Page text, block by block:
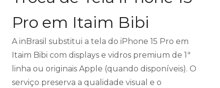
Pro em Itaim Bibi
A inBrasil substitui a tela do iPhone 15 Pro em
Itaim Bibi com displays e vidros premium de 1ª
linha ou originais Apple (quando disponíveis). O
serviço preserva a qualidade visual e o